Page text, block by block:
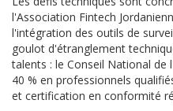
l'Association Fintech
l'intégration des outils de
goulot d'étranglement
talents : le Conseil National de
40 % en professionnels
et certification en conformité